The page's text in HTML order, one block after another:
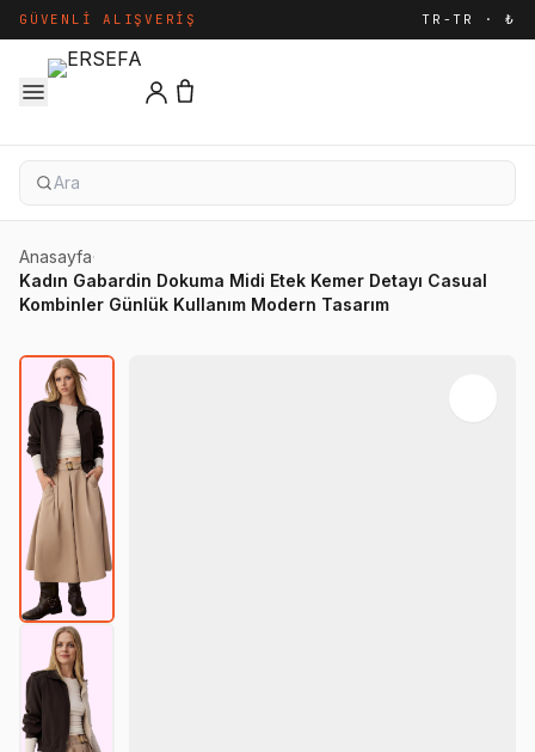
GÜVENLI ALIŞVERIŞ TR-TR · ₺
Anasayfa·
Kadın Gabardin Dokuma Midi Etek Kemer Detayı Casual
Kombinler Günlük Kullanım Modern Tasarım